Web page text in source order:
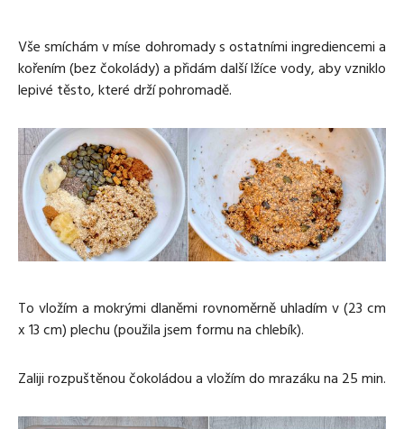
Vše smíchám v míse dohromady s ostatními ingrediencemi a
kořením (bez čokolády) a přidám další lžíce vody, aby vzniklo
lepivé těsto, které drží pohromadě.
To vložím a mokrými dlaněmi rovnoměrně uhladím v (23 cm
x 13 cm) plechu (použila jsem formu na chlebík).
Zaliji rozpuštěnou čokoládou a vložím do mrazáku na 25 min.